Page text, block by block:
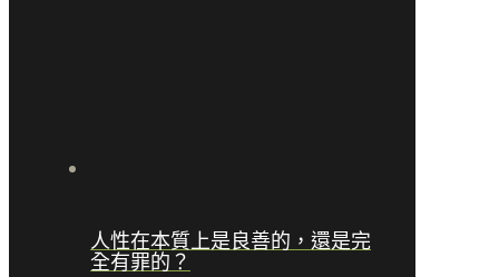
人性在本質上是良善的，還是完
全有罪的？